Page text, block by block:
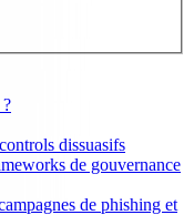
dissuasifs
de gouvernance
de phishing et